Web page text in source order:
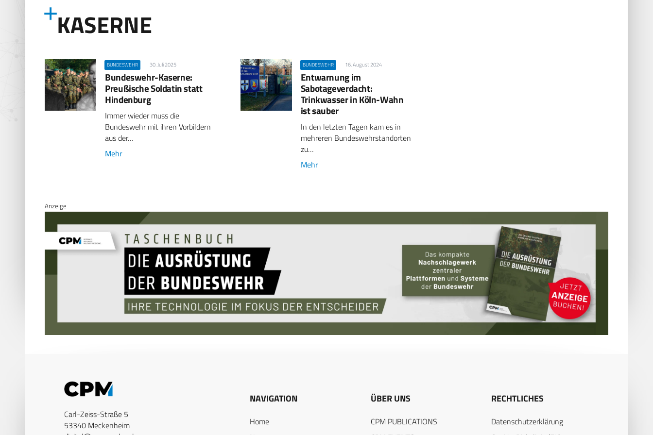
KASERNE
BUNDESWEHR 30. Juli 2025
Bundeswehr-Kaserne:
Preußische Soldatin statt
Hindenburg
Immer wieder muss die
Bundeswehr mit ihren Vorbildern
aus der…
Mehr
BUNDESWEHR 16. August 2024
Entwarnung im
Sabotageverdacht:
Trinkwasser in Köln-Wahn
ist sauber
In den letzten Tagen kam es in
mehreren Bundeswehrstandorten
zu…
Mehr
Anzeige
Carl-Zeiss-Straße 5
53340 Meckenheim
NAVIGATION
Home
ÜBER UNS
CPM PUBLICATIONS
RECHTLICHES
Datenschutzerklärung